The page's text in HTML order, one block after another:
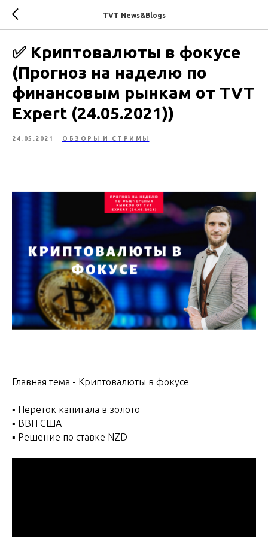
TVT News&Blogs
✅ Криптовалюты в фокусе
(Прогноз на наделю по
финансовым рынкам от TVT
Expert (24.05.2021))
24.05.2021 ОБЗОРЫ И СТРИМЫ
Главная тема - Криптовалюты в фокусе
▪️ Переток капитала в золото
▪️ ВВП США
▪️ Решение по ставке NZD